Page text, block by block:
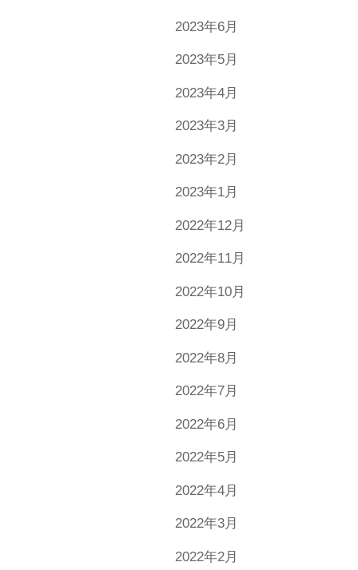
2023年6月
2023年5月
2023年4月
2023年3月
2023年2月
2023年1月
2022年12月
2022年11月
2022年10月
2022年9月
2022年8月
2022年7月
2022年6月
2022年5月
2022年4月
2022年3月
2022年2月